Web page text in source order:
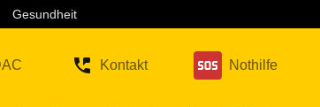
Gesundheit
Kontakt Nothilfe